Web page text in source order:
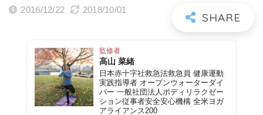
2016/12/22 2018/10/01
監修者
高山 菜緒
日本赤十字社救急法救急員 健康運動
実践指導者 オープンウォーターダイ
バー 一般社団法人ボディリラクゼー
ション従事者安全安心機構 全米ヨガ
アライアンス200